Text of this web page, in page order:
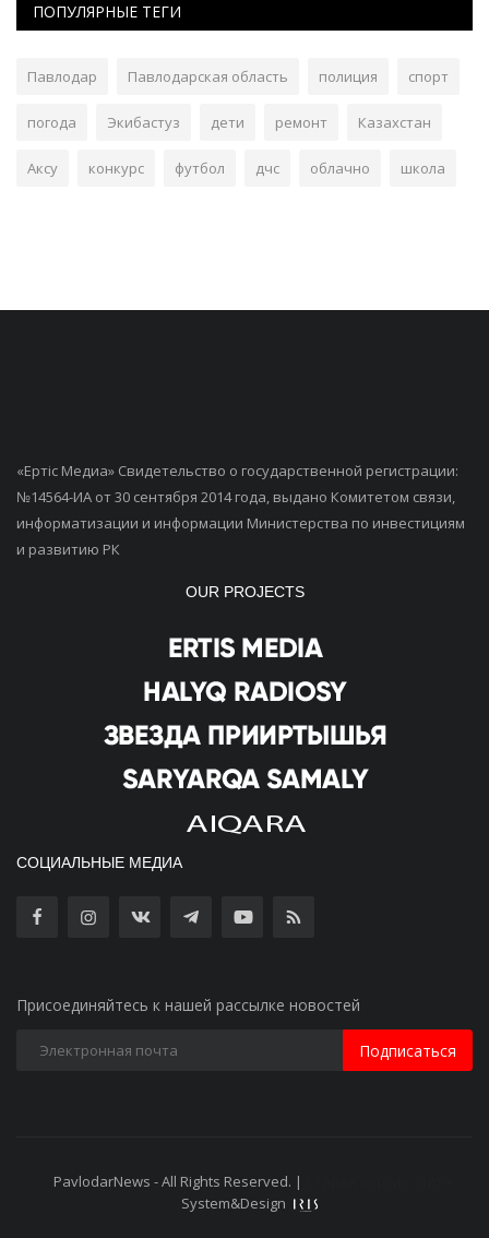
ПОПУЛЯРНЫЕ ТЕГИ
Павлодар Павлодарская область полиция спорт
погода Экибастуз дети ремонт Казахстан
Аксу конкурс футбол дчс облачно школа
«Ертiс Медиа» Свидетельство о государственной регистрации:
№14564-ИА от 30 сентября 2014 года, выдано Комитетом связи,
информатизации и информации Министерства по инвестициям
и развитию РК
OUR PROJECTS
СОЦИАЛЬНЫЕ МЕДИА
Присоединяйтесь к нашей рассылке новостей
Подписаться
PavlodarNews - All Rights Reserved. |
System&Design